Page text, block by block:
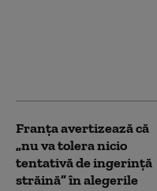
Franţa avertizează că
„nu va tolera nicio
tentativă de ingerinţă
străină” în alegerile